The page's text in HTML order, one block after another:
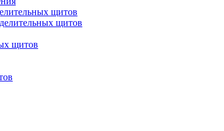
щитов
щитов
щитов